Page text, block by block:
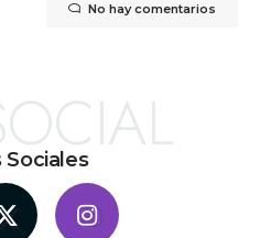
No hay comentarios
Sociales